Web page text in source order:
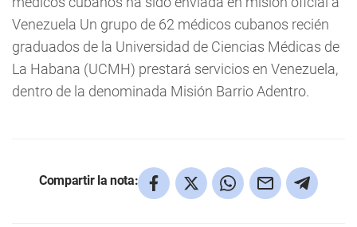
Venezuela Un grupo de 62 médicos cubanos recién
graduados de la Universidad de Ciencias Médicas de
La Habana (UCMH) prestará servicios en Venezuela,
dentro de la denominada Misión Barrio Adentro.
Compartir la nota: